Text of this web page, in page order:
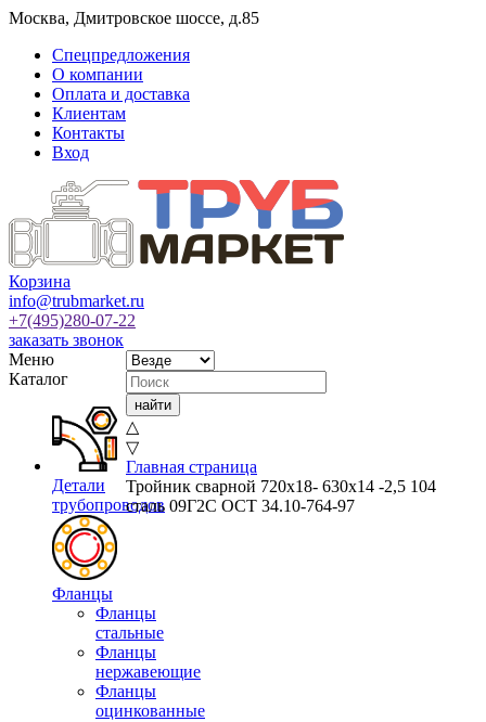
Москва, Дмитровское шоссе, д.85
Спецпредложения
О компании
Оплата и доставка
Клиентам
Контакты
Вход
Корзина
info@trubmarket.ru
+7(495)280-07-22
заказать звонок
Меню
Каталог
Детали
трубопроводов
Фланцы
Фланцы
стальные
Фланцы
нержавеющие
Фланцы
оцинкованные
△
▽
Главная страница
Тройник сварной 720х18- 630х14 -2,5 104
сталь 09Г2С ОСТ 34.10-764-97